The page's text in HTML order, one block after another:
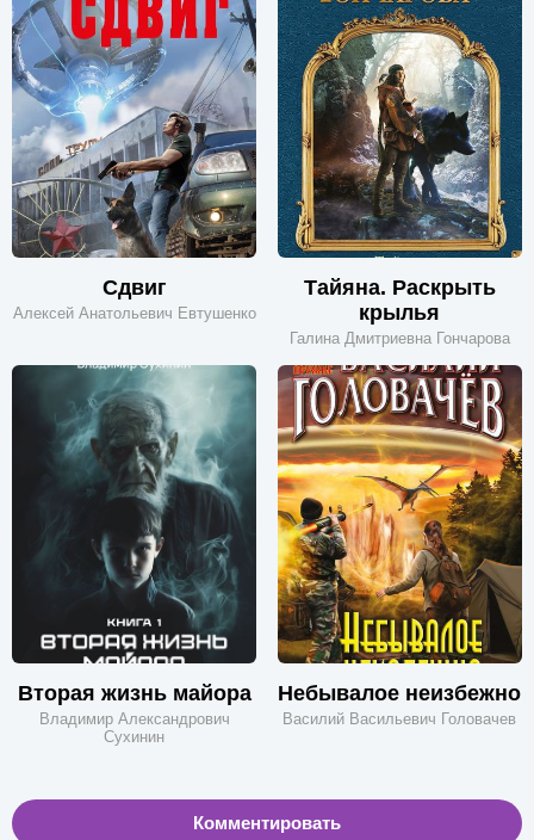
Сдвиг
Алексей Анатольевич Евтушенко
Тайяна. Раскрыть
крылья
Галина Дмитриевна Гончарова
Вторая жизнь майора
Владимир Александрович
Сухинин
Небывалое неизбежно
Василий Васильевич Головачев
Комментировать